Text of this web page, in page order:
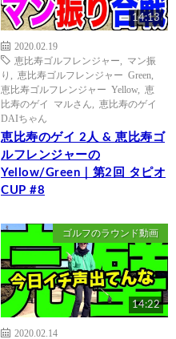
14:13
2020.02.19
恵比寿ゴルフレンジャー
マン振
り
恵比寿ゴルフレンジャー Green
恵比寿ゴルフレンジャー Yellow, 恵
比寿のゲイ マルさん
恵比寿のゲイ
DAIちゃん
恵比寿のゲイ 2人 & 恵比寿ゴ
ルフレンジャーの
Yellow/Green｜第2回 タピオ
CUP #8
ゴルフのラウンド動画
14:22
2020.02.14